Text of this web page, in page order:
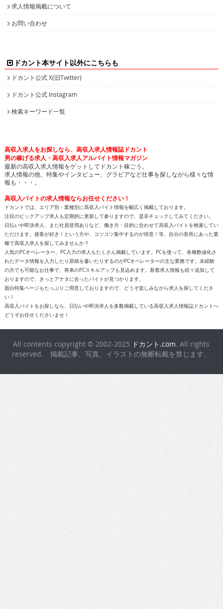
求人情報掲載について
お問い合わせ
ドカント本サイト以外にこちらも
ドカント公式 X(旧Twitter)
ドカント公式 Instagram
検索キーワード一覧
高収入求人をお探しなら、高収入求人情報誌ドカント
男の稼げる求人・高収入求人アルバイト情報マガジン
最新の高収入求人情報をゲットしてドカント稼ごう。
求人情報の他、特集やインタビュー、グラビアなど仕事を探しながら様々な情
報も・・・。
高収入バイトの求人情報ならお任せください！
ドカントでは、エリア別・業種別に高収入バイト情報を幅広く掲載しております。
注目のピックアップ求人も定期的に更新して参りますので、是非チェックしてみてください。
日払いや即決求人、また社員登用ありなど、働き方・目的に合わせて高収入バイトを検索してい
ただけます。接客が好き！という方や、コツコツ集中するのが得意！等、自分の長所にあった業
種で高収入求人を探してみませんか？
人気のPCオペレーター、PC入力の求人もたくさん掲載しています。PCを使って、各種数値化さ
れたデータ情報を入力したり原稿を書いたりするのがPCオペレーターの主な業務です。未経験
の方でも可能なお仕事で、将来のPCスキルアップも見込めます。新着求人情報も続々追加して
おりますので、きっとアナタに合ったバイトが見つかります。
面白特集ページもたっぷりご用意しておりますので、どうぞ楽しみながら求人を探してくださ
い！
高収入バイトをお探しなら、日払いや即決求人を多数掲載している高収入求人情報誌ドカントへ
どうぞお任せくださいませ！
All contents copyright © 2002-2025 ドカント.com. All rights
reserved. 掲載記事、写真、イラストの無断転載を禁じます。